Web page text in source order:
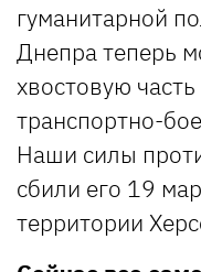
гуманитарной
Днепра теперь
хвостовую
транспортно-
Наши силы
сбили его 19
территории